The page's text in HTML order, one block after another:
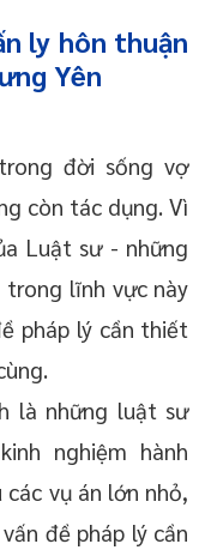
ly hôn thuận
Yên
đời sống vợ
còn tác dụng. Vì
Luật sư - những
trong lĩnh vực này
pháp lý cần thiết
là những luật sư
nghiệm hành
vụ án lớn nhỏ,
đề pháp lý cần